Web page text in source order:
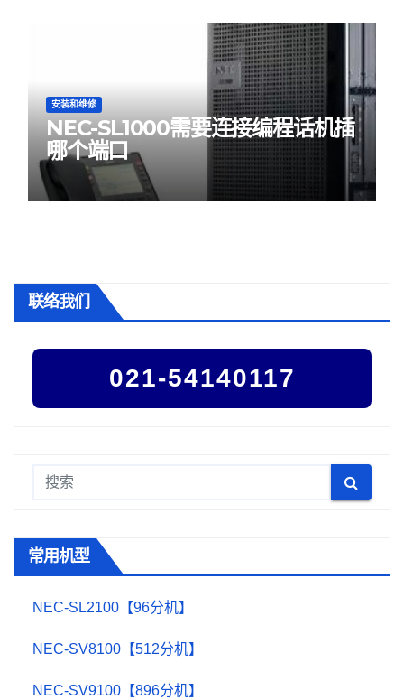
安装和维修
NEC-SL1000需要连接编程话机插
哪个端口
联络我们
021-54140117
常用机型
NEC-SL2100【96分机】
NEC-SV8100【512分机】
NEC-SV9100【896分机】